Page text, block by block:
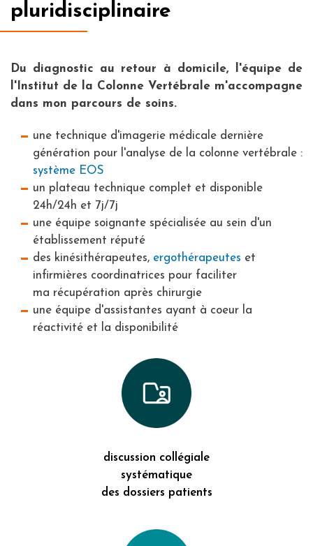
pluridisciplinaire
Du diagnostic au retour à domicile, l'équipe de
l'Institut de la Colonne Vertébrale m'accompagne
dans mon parcours de soins.
une technique d'imagerie médicale dernière
génération pour l'analyse de la colonne vertébrale :
système EOS
un plateau technique complet et disponible
24h/24h et 7j/7j
une équipe soignante spécialisée au sein d'un
établissement réputé
des kinésithérapeutes, ergothérapeutes et
infirmières coordinatrices pour faciliter
ma récupération après chirurgie
une équipe d'assistantes ayant à coeur la
réactivité et la disponibilité
discussion collégiale
systématique
des dossiers patients